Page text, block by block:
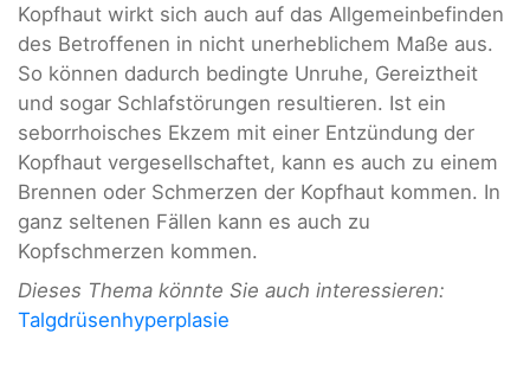
Kopfhaut wirkt sich auch auf das Allgemeinbefinden
des Betroffenen in nicht unerheblichem Maße aus.
So können dadurch bedingte Unruhe, Gereiztheit
und sogar Schlafstörungen resultieren. Ist ein
seborrhoisches Ekzem mit einer Entzündung der
Kopfhaut vergesellschaftet, kann es auch zu einem
Brennen oder Schmerzen der Kopfhaut kommen. In
ganz seltenen Fällen kann es auch zu
Kopfschmerzen kommen.
Dieses Thema könnte Sie auch interessieren:
Talgdrüsenhyperplasie